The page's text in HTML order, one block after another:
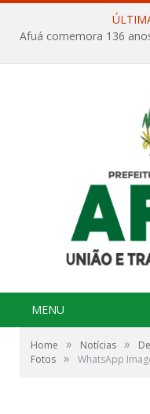
MENU
Home » Notícias »
Fotos » WhatsApp